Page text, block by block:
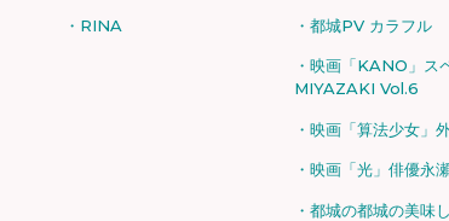
RINA 都城PV カラフル
映画「KANO」ス
MIYAZAKI Vol.6
映画「算法少女」
映画「光」俳優永
都城の都城の美味